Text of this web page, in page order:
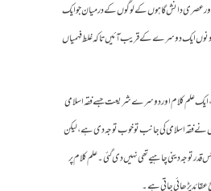
عصری دانش گاہوں کے لوگوں کے درمیان جو ایک
دونوں ایک دوسرے کے قریب آئیں تاکہ غلط فہمیاں
علم کلام اور دوسرے شریعت جسے فقہ اسلامی
نے فقہ اسلامی کی جانب تو خوب توجہ دی ہے، لیکن
قدر توجہ دینی چاہیے تھی نہیں دی گئی ۔ علم کلام پر
پڑھائی جاتی ہے ۔